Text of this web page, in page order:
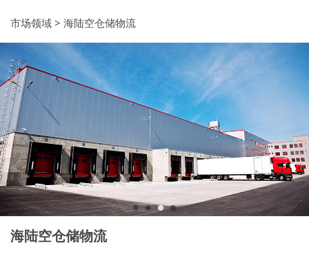
市场领域 >海陆空仓储物流
海陆空仓储物流